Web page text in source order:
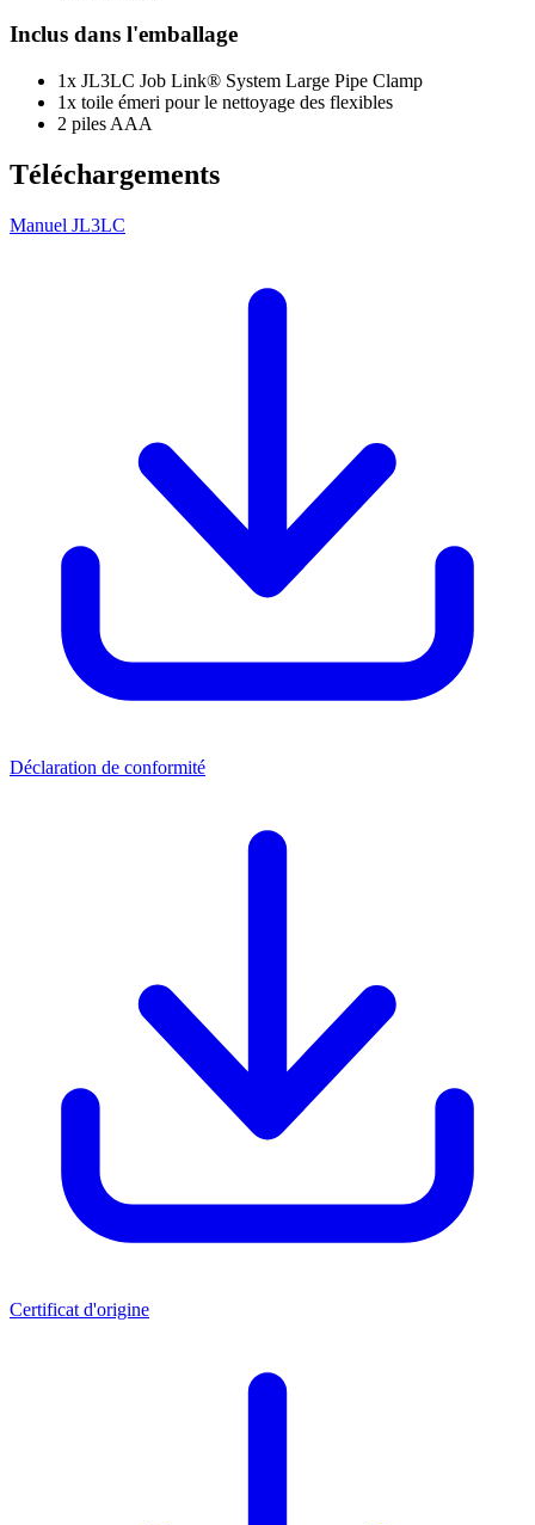
Inclus dans l'emballage
1x JL3LC Job Link® System Large Pipe Clamp
1x toile émeri pour le nettoyage des flexibles
2 piles AAA
Téléchargements
Manuel JL3LC
Déclaration de conformité
Certificat d'origine